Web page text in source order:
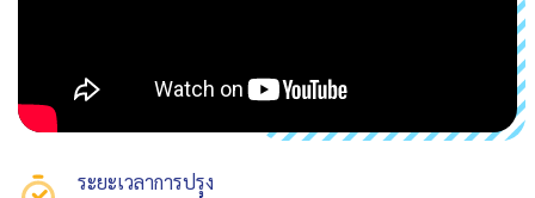
ระยะเวลาการปรุง